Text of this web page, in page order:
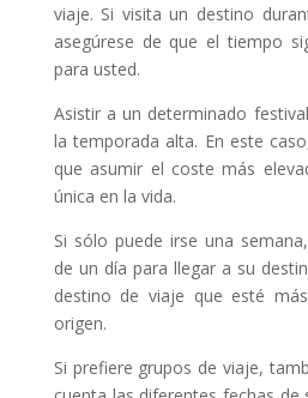
viaje. Si visita un destino
asegúrese de que el tiempo
para usted.
Asistir a un determinado
la temporada alta. En este
que asumir el coste más
única en la vida.
Si sólo puede irse una
de un día para llegar a su
destino de viaje que esté
origen.
Si prefiere grupos de viaje,